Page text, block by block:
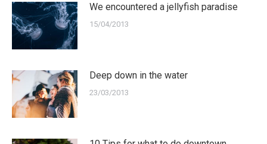
We encountered a jellyfish paradise
15/04/2013
Deep down in the water
23/03/2013